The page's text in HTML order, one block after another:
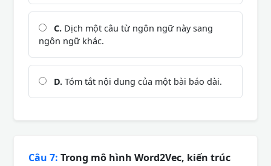
C. Dịch một câu từ ngôn ngữ này sang
ngôn ngữ khác.
D. Tóm tắt nội dung của một bài báo dài.
Câu 7: Trong mô hình Word2Vec, kiến trúc